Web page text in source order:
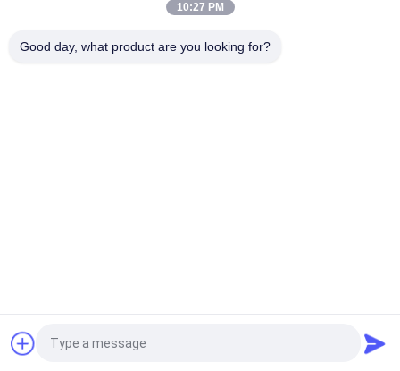
Commutateur optique mécanique 1X2 avec verrouillage /
Demandez un devis
10:27 PM
Good day, what product are you looking for?